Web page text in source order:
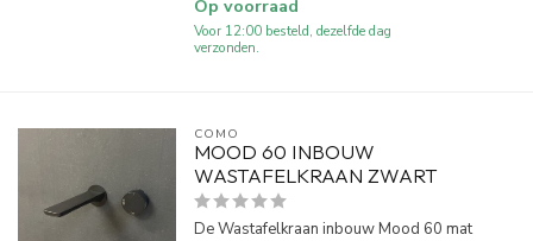
Op voorraad
Voor 12:00 besteld, dezelfde dag
verzonden.
COMO
MOOD 60 INBOUW
WASTAFELKRAAN ZWART
De Wastafelkraan inbouw Mood 60 mat